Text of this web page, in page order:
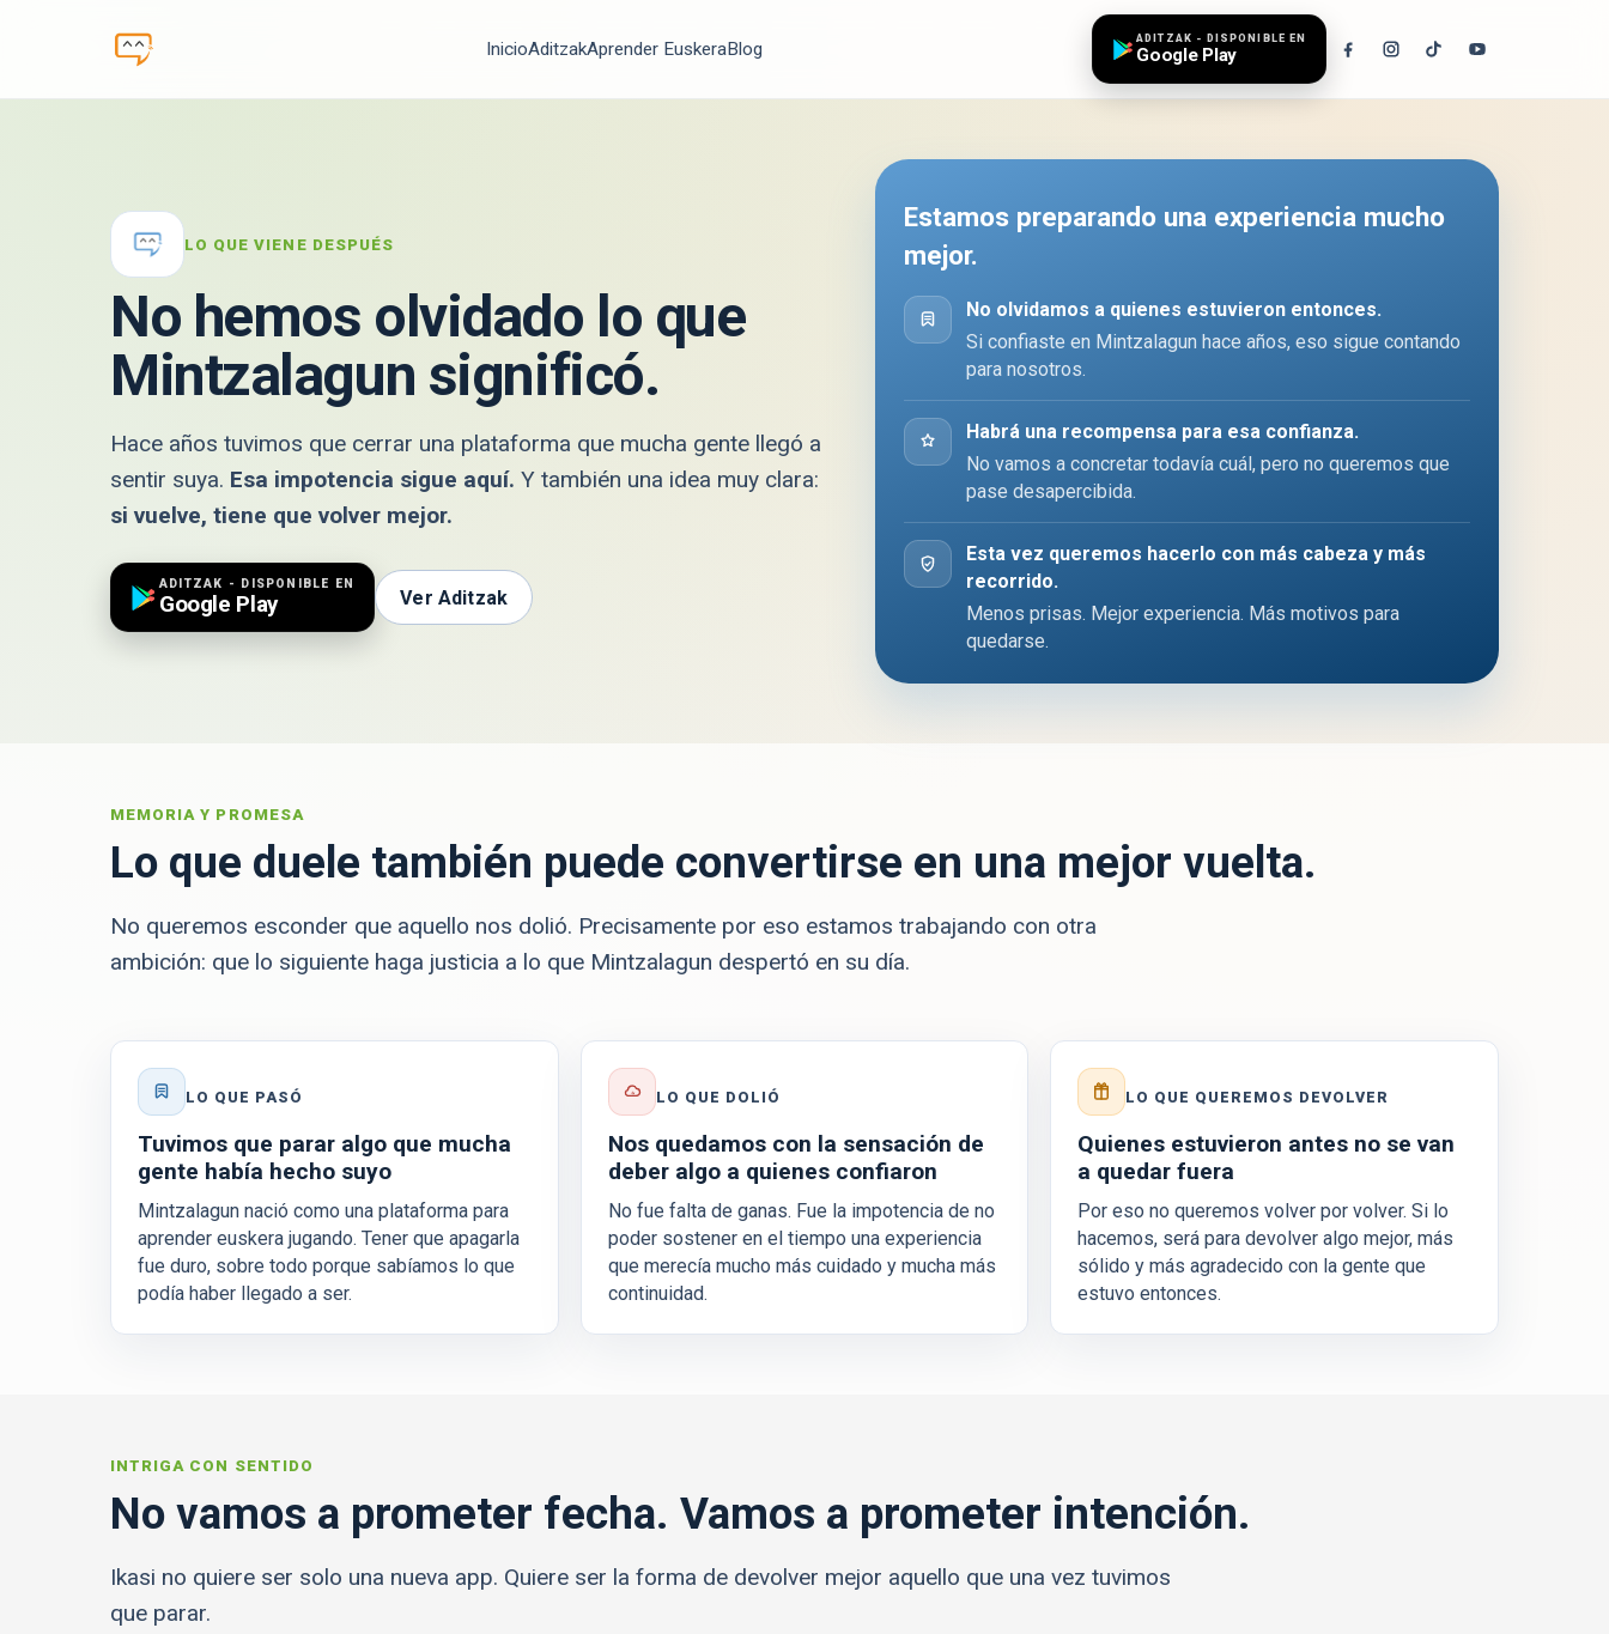
InicioAditzakAprender EuskeraBlog ADITZAK - DISPONIBLE EN
Google Play
LO QUE VIENE DESPUÉS
No hemos olvidado lo que
Mintzalagun significó.
Hace años tuvimos que cerrar una plataforma que mucha gente llegó a
sentir suya. Esa impotencia sigue aquí. Y también una idea muy clara:
si vuelve, tiene que volver mejor.
ADITZAK - DISPONIBLE EN
Google Play Ver Aditzak
Estamos preparando una experiencia mucho
mejor.
No olvidamos a quienes estuvieron entonces.
Si confiaste en Mintzalagun hace años, eso sigue contando
para nosotros.
Habrá una recompensa para esa confianza.
No vamos a concretar todavía cuál, pero no queremos que
pase desapercibida.
Esta vez queremos hacerlo con más cabeza y más
recorrido.
Menos prisas. Mejor experiencia. Más motivos para
quedarse.
MEMORIA Y PROMESA
Lo que duele también puede convertirse en una mejor vuelta.
No queremos esconder que aquello nos dolió. Precisamente por eso estamos trabajando con otra
ambición: que lo siguiente haga justicia a lo que Mintzalagun despertó en su día.
LO QUE PASÓ
Tuvimos que parar algo que mucha
gente había hecho suyo
Mintzalagun nació como una plataforma para
aprender euskera jugando. Tener que apagarla
fue duro, sobre todo porque sabíamos lo que
podía haber llegado a ser.
LO QUE DOLIÓ
Nos quedamos con la sensación de
deber algo a quienes confiaron
No fue falta de ganas. Fue la impotencia de no
poder sostener en el tiempo una experiencia
que merecía mucho más cuidado y mucha más
continuidad.
LO QUE QUEREMOS DEVOLVER
Quienes estuvieron antes no se van
a quedar fuera
Por eso no queremos volver por volver. Si lo
hacemos, será para devolver algo mejor, más
sólido y más agradecido con la gente que
estuvo entonces.
INTRIGA CON SENTIDO
No vamos a prometer fecha. Vamos a prometer intención.
Ikasi no quiere ser solo una nueva app. Quiere ser la forma de devolver mejor aquello que una vez tuvimos
que parar.